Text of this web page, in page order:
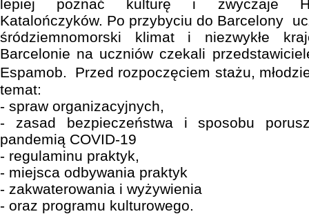
lepiej poznać kulturę i zwyczaje
Katalończyków. Po przybyciu do Barcelony
śródziemnomorski klimat i niezwykłe
Barcelonie na uczniów czekali
Espamob. Przed rozpoczęciem stażu,
temat:
- spraw organizacyjnych,
- zasad bezpieczeństwa i sposobu
pandemią COVID-19
- regulaminu praktyk,
- miejsca odbywania praktyk
- zakwaterowania i wyżywienia
- oraz programu kulturowego.